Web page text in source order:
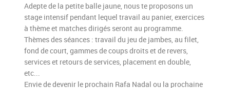
Adepte de la petite balle jaune, nous te proposons un
stage intensif pendant lequel travail au panier, exercices
à thème et matches dirigés seront au programme.
Thèmes des séances : travail du jeu de jambes, au filet,
fond de court, gammes de coups droits et de revers,
services et retours de services, placement en double,
etc...
Envie de devenir le prochain Rafa Nadal ou la prochaine